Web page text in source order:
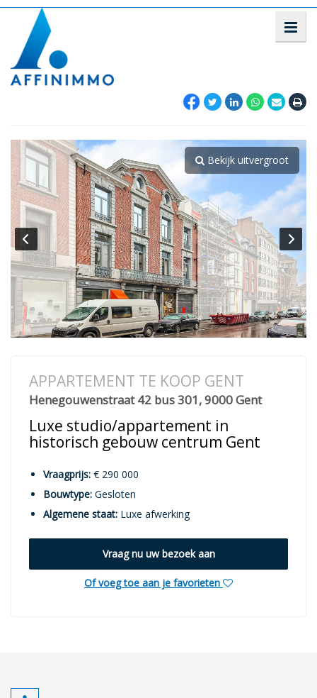
Bekijk uitvergroot
APPARTEMENT TE KOOP GENT
Henegouwenstraat 42 bus 301, 9000 Gent
Luxe studio/appartement in
historisch gebouw centrum Gent
Vraagprijs: € 290 000
Bouwtype: Gesloten
Algemene staat: Luxe afwerking
Vraag nu uw bezoek aan
Of voeg toe aan je favorieten